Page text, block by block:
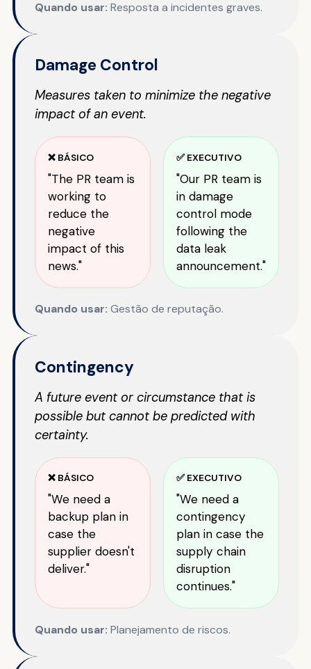
Quando usar: Resposta a incidentes graves.
Damage Control
Measures taken to minimize the negative
impact of an event.
❌ BÁSICO
"The PR team is
working to
reduce the
negative
impact of this
news."
✅ EXECUTIVO
"Our PR team is
in damage
control mode
following the
data leak
announcement."
Quando usar: Gestão de reputação.
Contingency
A future event or circumstance that is
possible but cannot be predicted with
certainty.
❌ BÁSICO
"We need a
backup plan in
case the
supplier doesn't
deliver."
✅ EXECUTIVO
"We need a
contingency
plan in case the
supply chain
disruption
continues."
Quando usar: Planejamento de riscos.